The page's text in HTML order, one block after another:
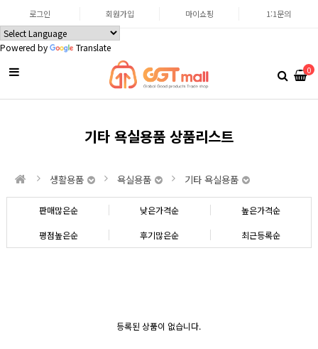
Powered by Translate
로그인 회원가입 마이쇼핑 1:1문의
0
기타 욕실용품 상품리스트
생활용품 욕실용품 기타 욕실용품
판매많은순 낮은가격순 높은가격순
평점높은순 후기많은순 최근등록순
등록된 상품이 없습니다.